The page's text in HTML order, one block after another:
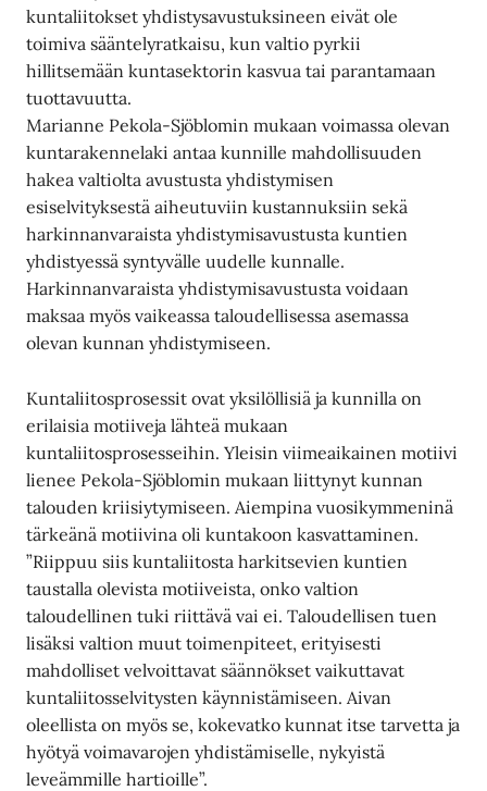
kuntaliitokset yhdistysavustuksineen eivät ole
toimiva sääntelyratkaisu, kun valtio pyrkii
hillitsemään kuntasektorin kasvua tai parantamaan
tuottavuutta.
Marianne Pekola-Sjöblomin mukaan voimassa olevan
kuntarakennelaki antaa kunnille mahdollisuuden
hakea valtiolta avustusta yhdistymisen
esiselvityksestä aiheutuviin kustannuksiin sekä
harkinnanvaraista yhdistymisavustusta kuntien
yhdistyessä syntyvälle uudelle kunnalle.
Harkinnanvaraista yhdistymisavustusta voidaan
maksaa myös vaikeassa taloudellisessa asemassa
olevan kunnan yhdistymiseen.
Kuntaliitosprosessit ovat yksilöllisiä ja kunnilla on
erilaisia motiiveja lähteä mukaan
kuntaliitosprosesseihin. Yleisin viimeaikainen motiivi
lienee Pekola-Sjöblomin mukaan liittynyt kunnan
talouden kriisiytymiseen. Aiempina vuosikymmeninä
tärkeänä motiivina oli kuntakoon kasvattaminen.
”Riippuu siis kuntaliitosta harkitsevien kuntien
taustalla olevista motiiveista, onko valtion
taloudellinen tuki riittävä vai ei. Taloudellisen tuen
lisäksi valtion muut toimenpiteet, erityisesti
mahdolliset velvoittavat säännökset vaikuttavat
kuntaliitosselvitysten käynnistämiseen. Aivan
oleellista on myös se, kokevatko kunnat itse tarvetta ja
hyötyä voimavarojen yhdistämiselle, nykyistä
leveämmille hartioille”.